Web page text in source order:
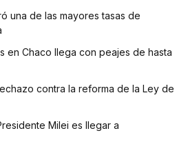
una de las mayores tasas de
en Chaco llega con peajes de hasta
contra la reforma de la Ley de
Milei es llegar a